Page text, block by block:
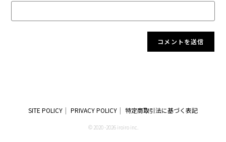
SITE POLICY PRIVACY POLICY 特定商取引法に基づく表記
© 2020 -2026 iroiro inc.